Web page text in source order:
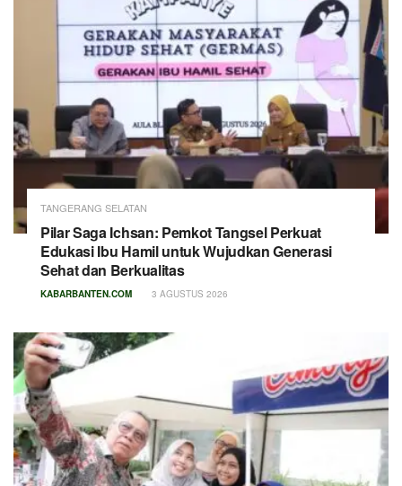
TANGERANG SELATAN
Pilar Saga Ichsan: Pemkot Tangsel Perkuat
Edukasi Ibu Hamil untuk Wujudkan Generasi
Sehat dan Berkualitas
KABARBANTEN.COM 3 AGUSTUS 2026